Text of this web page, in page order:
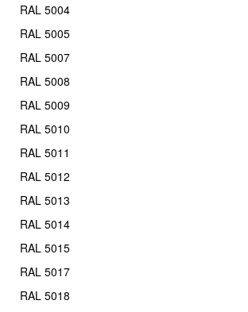
RAL 5004
RAL 5005
RAL 5007
RAL 5008
RAL 5009
RAL 5010
RAL 5011
RAL 5012
RAL 5013
RAL 5014
RAL 5015
RAL 5017
RAL 5018